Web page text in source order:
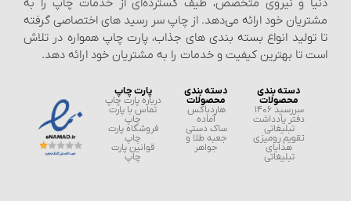
خود ارائه می‌دهد. از چاپ سر رسید های اختصاصی گرفته
انواع بسته‌ بندی‌ های جذاب، پارت چاپ همواره در تلاش
تا بهترین کیفیت و خدمات را به مشتریان خود ارائه دهد.
دسته بندی
دفتر یادداشت
تقویم رومیزی
دسته بندی
محصولات
هاردباکس
آماده
ساک دستی
جعبه طلا و
پارت چاپ
درباره پارت چاپ
تماس با پارت
فروشگاه پارت
قوانین پارت